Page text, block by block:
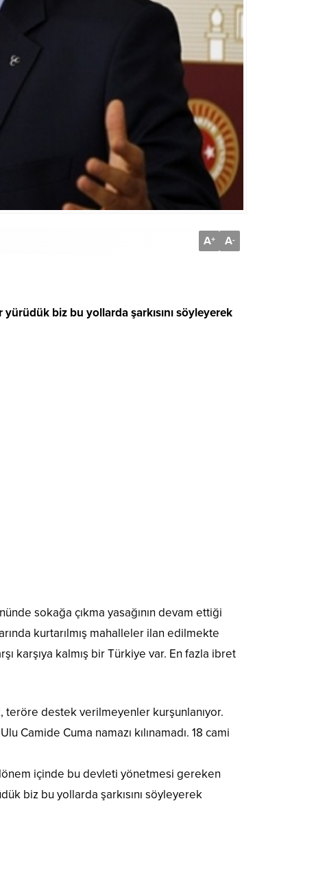
A+ A-
biz bu yollarda şarkısını söyleyerek
sokağa çıkma yasağının devam ettiği
kurtarılmış mahalleler ilan edilmekte
karşıya kalmış bir Türkiye var. En fazla ibret
destek verilmeyenler kurşunlanıyor.
Camide Cuma namazı kılınamadı. 18 cami
dönem içinde bu devleti yönetmesi gereken
biz bu yollarda şarkısını söyleyerek